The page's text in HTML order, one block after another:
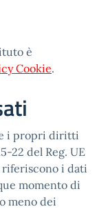
è
Cookie.
i propri diritti
22 del Reg. UE
riferiscono i dati
momento di
meno dei